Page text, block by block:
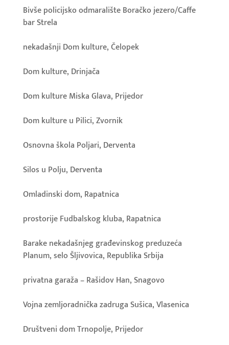
Bivše policijsko odmaralište Boračko jezero/Caffe
bar Strela
nekadašnji Dom kulture, Čelopek
Dom kulture, Drinjača
Dom kulture Miska Glava, Prijedor
Dom kulture u Pilici, Zvornik
Osnovna škola Poljari, Derventa
Silos u Polju, Derventa
Omladinski dom, Rapatnica
prostorije Fudbalskog kluba, Rapatnica
Barake nekadašnjeg građevinskog preduzeća
Planum, selo Šljivovica, Republika Srbija
privatna garaža – Rašidov Han, Snagovo
Vojna zemljoradnička zadruga Sušica, Vlasenica
Društveni dom Trnopolje, Prijedor